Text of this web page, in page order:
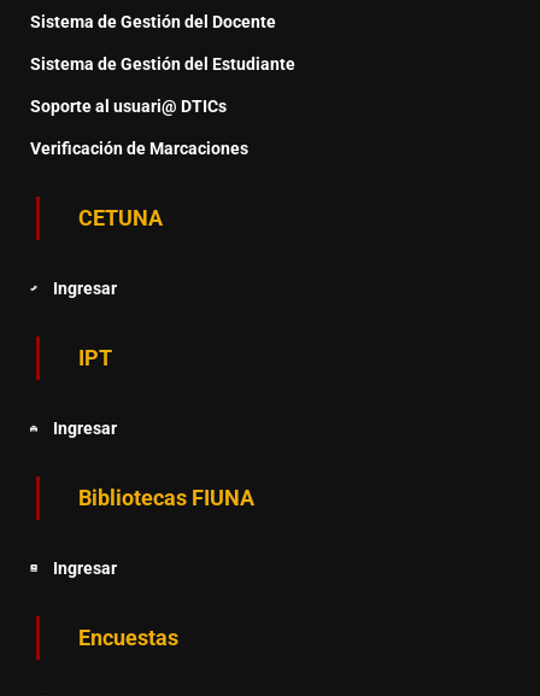
Sistema de Gestión del Docente
Sistema de Gestión del Estudiante
Soporte al usuari@ DTICs
Verificación de Marcaciones
CETUNA
Ingresar
IPT
Ingresar
Bibliotecas FIUNA
Ingresar
Encuestas